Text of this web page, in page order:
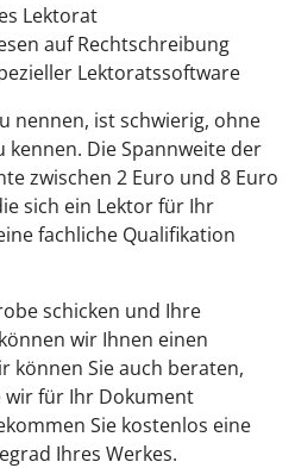
Lektorat
auf Rechtschreibung
Lektoratssoftware
nennen, ist schwierig, ohne
kennen. Die Spannweite der
zwischen 2 Euro und 8 Euro
sich ein Lektor für Ihr
fachliche Qualifikation
schicken und Ihre
wir Ihnen einen
können Sie auch beraten,
wir für Ihr Dokument
Sie kostenlos eine
Ihres Werkes.